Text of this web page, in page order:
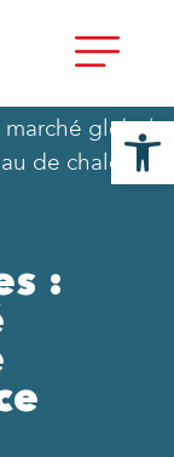
marché global
de chaleur a
:
Ouvrir